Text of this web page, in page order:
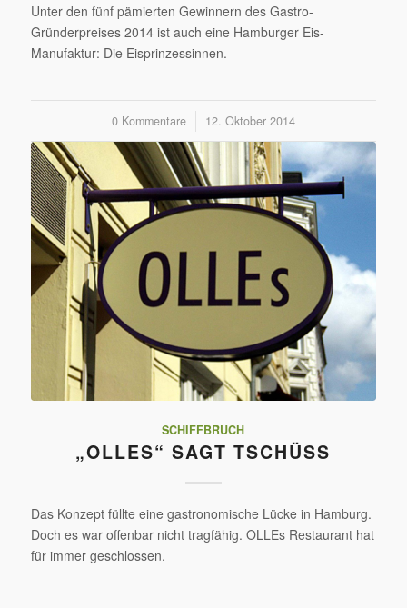
Unter den fünf pämierten Gewinnern des Gastro-
Gründerpreises 2014 ist auch eine Hamburger Eis-
Manufaktur: Die Eisprinzessinnen.
0 Kommentare
/ 12. Oktober 2014
SCHIFFBRUCH
„OLLES“ SAGT TSCHÜSS
Das Konzept füllte eine gastronomische Lücke in Hamburg.
Doch es war offenbar nicht tragfähig. OLLEs Restaurant hat
für immer geschlossen.